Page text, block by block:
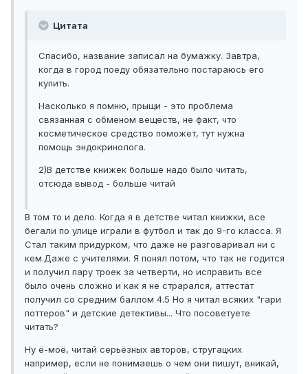
Цитата
Спасибо, название записал на бумажку. Завтра,
когда в город поеду обязательно постараюсь его
купить.
Насколько я помню, прыщи - это проблема
связанная с обменом веществ, не факт, что
косметическое средство поможет, тут нужна
помощь эндокринолога.
2)В детстве книжек больше надо было читать,
отсюда вывод - больше читай
В том то и дело. Когда я в детстве читал книжки, все
бегали по улице играли в футбол и так до 9-го класса. Я
Стал таким придурком, что даже не разговаривал ни с
кем.Даже с учителями. Я понял потом, что так не годится
и получил пару троек за четверти, но исправить все
было очень сложно и как я не страрался, аттестат
получил со средним баллом 4.5 Но я читал всяких "гари
поттеров" и детские детективы... Что посоветуете
читать?
Ну ё-моё, читай серьёзных авторов, стругацких
например, если не понимаешь о чем они пишут, вникай,